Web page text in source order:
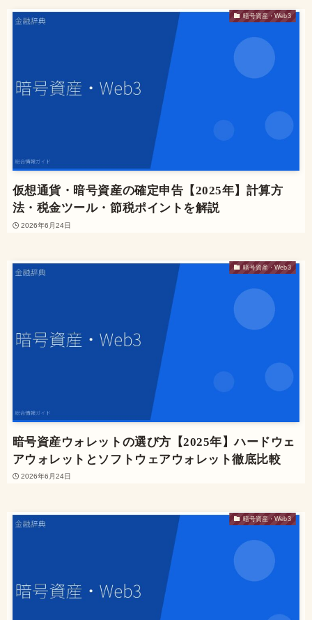
暗号資産・Web3
仮想通貨・暗号資産の確定申告【2025年】計算方
法・税金ツール・節税ポイントを解説
2026年6月24日
暗号資産・Web3
暗号資産ウォレットの選び方【2025年】ハードウェ
アウォレットとソフトウェアウォレット徹底比較
2026年6月24日
暗号資産・Web3